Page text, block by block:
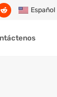
Español